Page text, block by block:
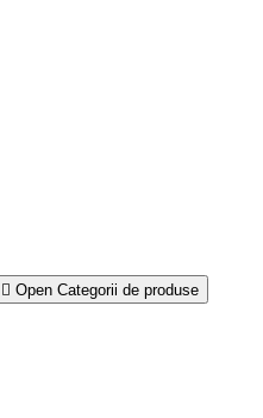
Open Categorii de produse